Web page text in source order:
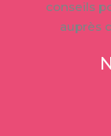
conseils
auprès